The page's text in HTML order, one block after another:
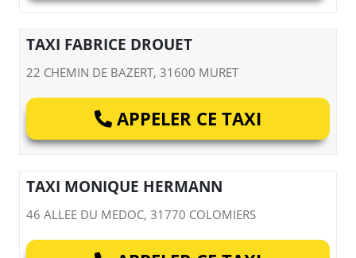
TAXI FABRICE DROUET
22 CHEMIN DE BAZERT, 31600 MURET
APPELER CE TAXI
TAXI MONIQUE HERMANN
46 ALLEE DU MEDOC, 31770 COLOMIERS